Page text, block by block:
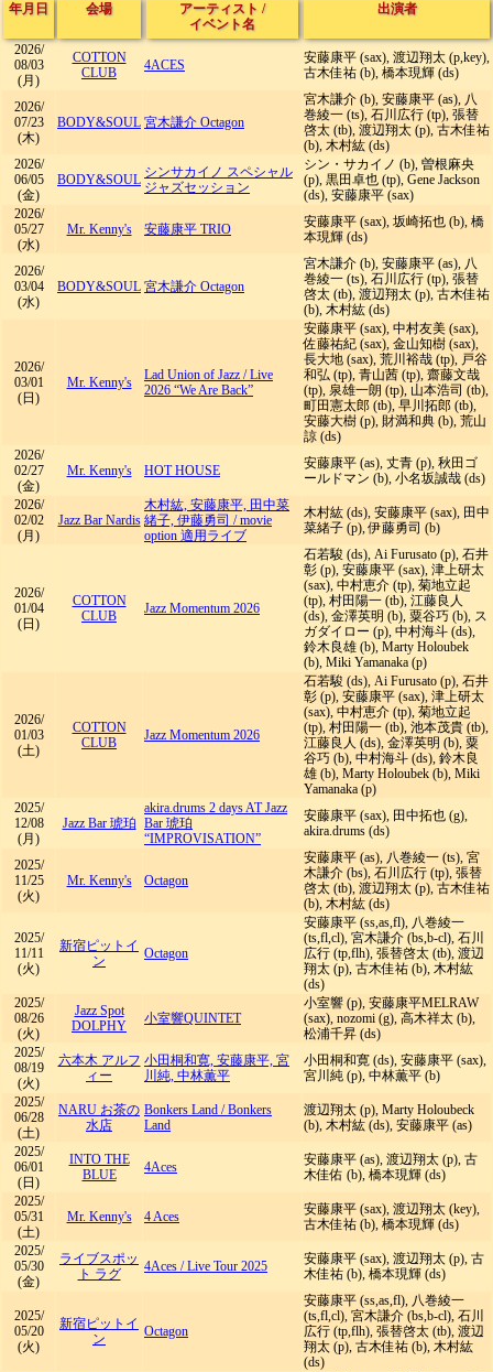
年月日 会場 アーティスト /
イベント名
出演者
2026/
08/03
(月)
COTTON
CLUB
4ACES
安藤康平 (sax), 渡辺翔太 (p,key),
古木佳祐 (b), 橋本現輝 (ds)
2026/
07/23
(木)
BODY&SOUL 宮木謙介 Octagon
宮木謙介 (b), 安藤康平 (as), 八
巻綾一 (ts), 石川広行 (tp), 張替
啓太 (tb), 渡辺翔太 (p), 古木佳祐
(b), 木村紘 (ds)
2026/
06/05
(金)
BODY&SOUL シンサカイノ スペシャル
ジャズセッション
シン・サカイノ (b), 曽根麻央
(p), 黒田卓也 (tp), Gene Jackson
(ds), 安藤康平 (sax)
2026/
05/27
(水)
Mr. Kenny's 安藤康平 TRIO
安藤康平 (sax), 坂崎拓也 (b), 橋
本現輝 (ds)
2026/
03/04
(水)
BODY&SOUL 宮木謙介 Octagon
宮木謙介 (b), 安藤康平 (as), 八
巻綾一 (ts), 石川広行 (tp), 張替
啓太 (tb), 渡辺翔太 (p), 古木佳祐
(b), 木村紘 (ds)
2026/
03/01
(日)
Mr. Kenny's Lad Union of Jazz /Live
2026 “We Are Back”
安藤康平 (sax), 中村友美 (sax),
佐藤祐紀 (sax), 金山知樹 (sax),
長大地 (sax), 荒川裕哉 (tp), 戸谷
和弘 (tp), 青山茜 (tp), 齋藤文哉
(tp), 泉雄一朗 (tp), 山本浩司 (tb),
町田憲太郎 (tb), 早川拓郎 (tb),
安藤大樹 (p), 財満和典 (b), 荒山
諒 (ds)
2026/
02/27
(金)
Mr. Kenny's HOT HOUSE
安藤康平 (as), 丈青 (p), 秋田ゴ
ールドマン (b), 小名坂誠哉 (ds)
2026/
02/02
(月)
Jazz Bar Nardis
木村紘, 安藤康平, 田中菜
緒子, 伊藤勇司 /movie
option 適用ライブ
木村紘 (ds), 安藤康平 (sax), 田中
菜緒子 (p), 伊藤勇司 (b)
2026/
01/04
(日)
COTTON
CLUB
Jazz Momentum 2026
石若駿 (ds), Ai Furusato (p), 石井
彰 (p), 安藤康平 (sax), 津上研太
(sax), 中村恵介 (tp), 菊地立起
(tp), 村田陽一 (tb), 江藤良人
(ds), 金澤英明 (b), 粟谷巧 (b), ス
ガダイロー (p), 中村海斗 (ds),
鈴木良雄 (b), Marty Holoubek
(b), Miki Yamanaka (p)
2026/
01/03
(土)
COTTON
CLUB
Jazz Momentum 2026
石若駿 (ds), Ai Furusato (p), 石井
彰 (p), 安藤康平 (sax), 津上研太
(sax), 中村恵介 (tp), 菊地立起
(tp), 村田陽一 (tb), 池本茂貴 (tb),
江藤良人 (ds), 金澤英明 (b), 粟
谷巧 (b), 中村海斗 (ds), 鈴木良
雄 (b), Marty Holoubek (b), Miki
Yamanaka (p)
2025/
12/08
(月)
Jazz Bar 琥珀
akira.drums 2 days AT Jazz
Bar 琥珀
“IMPROVISATION”
安藤康平 (sax), 田中拓也 (g),
akira.drums (ds)
2025/
11/25
(火)
Mr. Kenny's Octagon
安藤康平 (as), 八巻綾一 (ts), 宮
木謙介 (bs), 石川広行 (tp), 張替
啓太 (tb), 渡辺翔太 (p), 古木佳祐
(b), 木村紘 (ds)
2025/
11/11
(火)
新宿ピットイ
ン
Octagon
安藤康平 (ss,as,fl), 八巻綾一
(ts,fl,cl), 宮木謙介 (bs,b-cl), 石川
広行 (tp,flh), 張替啓太 (tb), 渡辺
翔太 (p), 古木佳祐 (b), 木村紘
(ds)
2025/
08/26
(火)
Jazz Spot
DOLPHY
小室響QUINTET
小室響 (p), 安藤康平MELRAW
(sax), nozomi (g), 高木祥太 (b),
松浦千昇 (ds)
2025/
08/19
(火)
六本木 アルフ
ィー
小田桐和寛, 安藤康平, 宮
川純, 中林薫平
小田桐和寛 (ds), 安藤康平 (sax),
宮川純 (p), 中林薫平 (b)
2025/
06/28
(土)
NARU お茶の
水店
Bonkers Land /Bonkers
Land
渡辺翔太 (p), Marty Holoubeck
(b), 木村紘 (ds), 安藤康平 (as)
2025/
06/01
(日)
INTO THE
BLUE
4Aces
安藤康平 (as), 渡辺翔太 (p), 古
木佳佑 (b), 橋本現輝 (ds)
2025/
05/31
(土)
Mr. Kenny's 4 Aces
安藤康平 (sax), 渡辺翔太 (key),
古木佳祐 (b), 橋本現輝 (ds)
2025/
05/30
(金)
ライブスポッ
ト ラグ
4Aces /Live Tour 2025
安藤康平 (sax), 渡辺翔太 (p), 古
木佳祐 (b), 橋本現輝 (ds)
2025/
05/20
(火)
新宿ピットイ
ン
Octagon
安藤康平 (ss,as,fl), 八巻綾一
(ts,fl,cl), 宮木謙介 (bs,b-cl), 石川
広行 (tp,flh), 張替啓太 (tb), 渡辺
翔太 (p), 古木佳祐 (b), 木村紘
(ds)